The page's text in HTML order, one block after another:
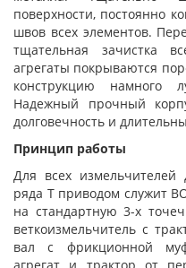
поверхности, постоянно
швов всех элементов.
тщательная зачистка
агрегаты покрываются
конструкцию намного
Надежный прочный
долговечность и
Принцип работы
Для всех измельчителей
ряда Т приводом служит
на стандартную 3-х
веткоизмельчитель с
вал с фрикционной